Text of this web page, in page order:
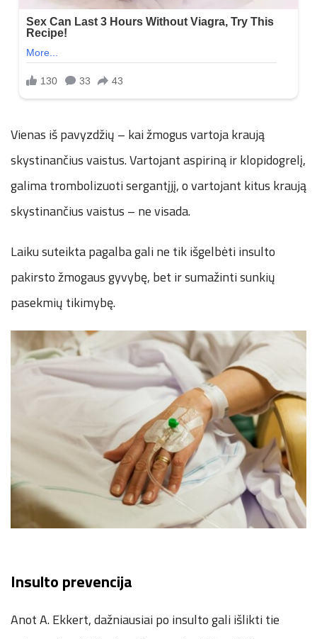
Vienas iš pavyzdžių – kai žmogus vartoja kraują
skystinančius vaistus. Vartojant aspiriną ir klopidogrelį,
galima trombolizuoti sergantįjį, o vartojant kitus kraują
skystinančius vaistus – ne visada.
Laiku suteikta pagalba gali ne tik išgelbėti insulto
pakirsto žmogaus gyvybę, bet ir sumažinti sunkių
pasekmių tikimybę.
Insulto prevencija
Anot A. Ekkert, dažniausiai po insulto gali išlikti tie